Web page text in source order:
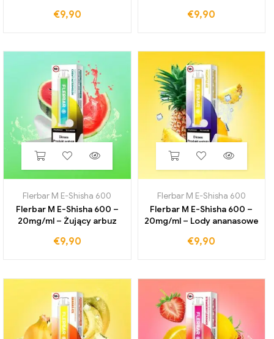
€9,90 €9,90
Flerbar M E-Shisha 600
Flerbar M E-Shisha 600 –
20mg/ml – Żujący arbuz
€9,90
Flerbar M E-Shisha 600
Flerbar M E-Shisha 600 –
20mg/ml – Lody ananasowe
€9,90